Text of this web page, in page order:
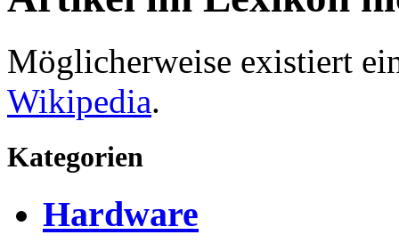
Möglicherweise existiert
Wikipedia.
Kategorien
Hardware